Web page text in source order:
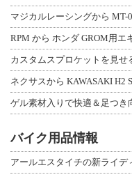
ネクサスから KAWASAKI H2
バイク用品情報